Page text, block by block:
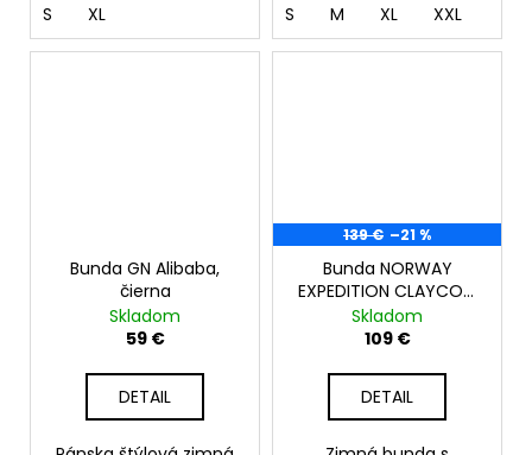
S XL S M XL XXL
Bunda GN Alibaba,
čierna
Skladom
59 €
DETAIL
139 € –21 %
Bunda NORWAY
EXPEDITION CLAYCON,
čierna
Skladom
109 €
DETAIL